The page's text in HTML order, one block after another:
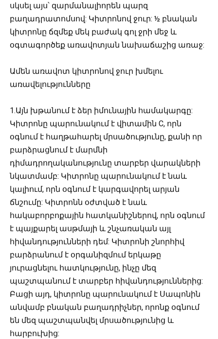
սկսել այս՝ զարմանալիորեն պարզ
բաղադրատոմսով: Կիտրոնով ջուր: ½ բնական
կիտրոնը ճզմեք մեկ բաժակ գոլ ջրի մեջ և
օգտագործեք առավոտյան նախաճաշից առաջ:
Ամեն առավոտ կիտրոնով ջուր խմելու
առավելությունները
1.Այն խթանում է ձեր իմունային համակարգը:
Կիտրոնը պարունակում է վիտամին C, որն
օգնում է հաղթահարել մրսածությունը, քանի որ
բարձրացնում է մարմնի
դիմադրողականությունը տարբեր վարակների
նկատմամբ: Կիտրոնը պարունակում է նաև
կալիում, որն օգնում է կարգավորել արյան
ճնշումը: Կիտրոնն օժտված է նաև
հակաբորբոքային հատկանիշներով, որն օգնում
է պայքարել ասթմայի և շնչառական այլ
հիվանդությունների դեմ: Կիտրոնի շնորհիվ
բարձրանում է օրգանիզմում երկաթը
յուրացնելու հատկությունը, ինչը մեզ
պաշտպանում է տարբեր հիվանդություններից:
Բացի այդ, կիտրոնը պարունակում է Սապոնին
անվամբ բնական բաղադրիչներ, որոնք օգնում
են մեզ պաշտպանվել մրսածությունից և
հարբուխից: